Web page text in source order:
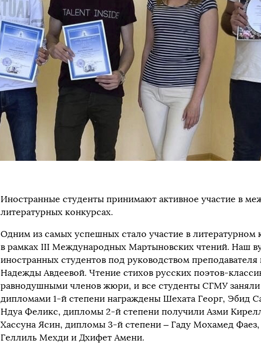
Иностранные студенты принимают активное участие в
литературных конкурсах.
Одним из самых успешных стало участие в
в рамках III Международных Мартыновских чтений. Наш
иностранных студентов под руководством
Надежды Авдеевой. Чтение стихов русских поэтов-
равнодушными членов жюри, и все студенты СГМУ заняли
дипломами 1-й степени награждены Шехата Георг, Эбид
Ндуа Феликс, дипломы 2-й степени получили Азми
Хассуна Ясин, дипломы 3-й степени – Гаду Мохамед
Геллиль Мехди и Дхифет Амени.